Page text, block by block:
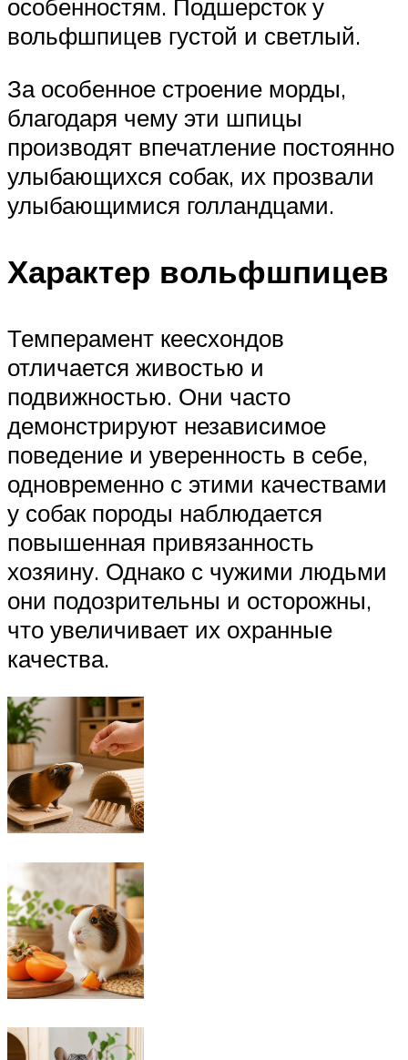
особенностям. Подшерсток у
вольфшпицев густой и светлый.
За особенное строение морды,
благодаря чему эти шпицы
производят впечатление постоянно
улыбающихся собак, их прозвали
улыбающимися голландцами.
Характер вольфшпицев
Темперамент кеесхондов
отличается живостью и
подвижностью. Они часто
демонстрируют независимое
поведение и уверенность в себе,
одновременно с этими качествами
у собак породы наблюдается
повышенная привязанность
хозяину. Однако с чужими людьми
они подозрительны и осторожны,
что увеличивает их охранные
качества.